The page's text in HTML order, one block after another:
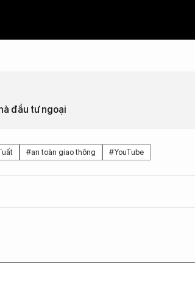
đầu tư ngoại
#an toàn giao thông #YouTube